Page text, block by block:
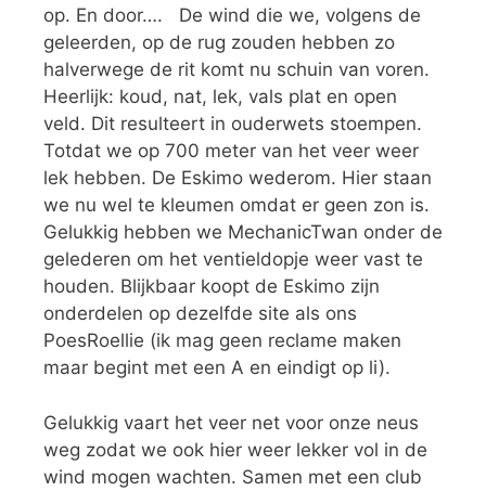
op. En door…. De wind die we, volgens de
geleerden, op de rug zouden hebben zo
halverwege de rit komt nu schuin van voren.
Heerlijk: koud, nat, lek, vals plat en open
veld. Dit resulteert in ouderwets stoempen.
Totdat we op 700 meter van het veer weer
lek hebben. De Eskimo wederom. Hier staan
we nu wel te kleumen omdat er geen zon is.
Gelukkig hebben we MechanicTwan onder de
gelederen om het ventieldopje weer vast te
houden. Blijkbaar koopt de Eskimo zijn
onderdelen op dezelfde site als ons
PoesRoellie (ik mag geen reclame maken
maar begint met een A en eindigt op li).
Gelukkig vaart het veer net voor onze neus
weg zodat we ook hier weer lekker vol in de
wind mogen wachten. Samen met een club